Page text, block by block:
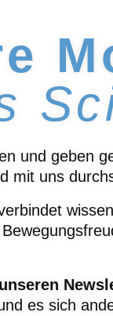
und geben
mit uns
es sich